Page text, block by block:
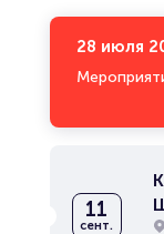
28 июля
11
сент.